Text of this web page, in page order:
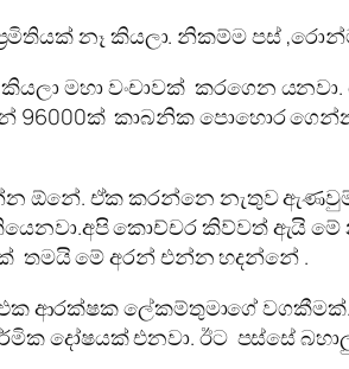
නෑ කියලා. නිකම්ම පස්
මහා වංචාවක් කරගෙන
96000ක් කාබනික පොහොර
ඕනේ. ඒක කරන්නෙ නැතුව ඇණවුම්
කොච්චර කිව්වත් ඇයි මේ
තමයි මේ අරන් එන්න හදන්නේ .
ආරක්ෂක ලේකම්තුමාගේ
දෝෂයක් එනවා. ඊට පස්සේ